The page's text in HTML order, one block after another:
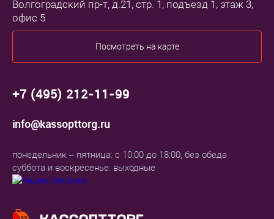
Волгоградский пр-т, д.21, стр. 1, подъезд 1, этаж 3,
офис 5
Посмотреть на карте
+7 (495) 212-11-99
info@kassopttorg.ru
понедельник – пятница: с 10:00 до 18:00, без обеда
суббота и воскресенье: выходные